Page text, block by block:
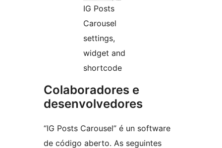
IG Posts
Carousel
settings,
widget and
shortcode
Colaboradores e
desenvolvedores
“IG Posts Carousel” é un software
de código aberto. As seguintes